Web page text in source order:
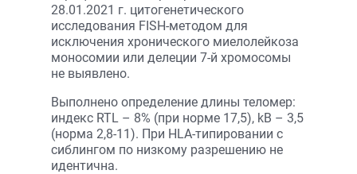
28.01.2021 г. цитогенетического
исследования FISH-методом для
исключения хронического миелолейкоза
моносомии или делеции 7-й хромосомы
не выявлено.
Выполнено определение длины теломер:
индекс RTL – 8% (при норме 17,5), kB – 3,5
(норма 2,8-11). При HLA-типировании с
сиблингом по низкому разрешению не
идентична.